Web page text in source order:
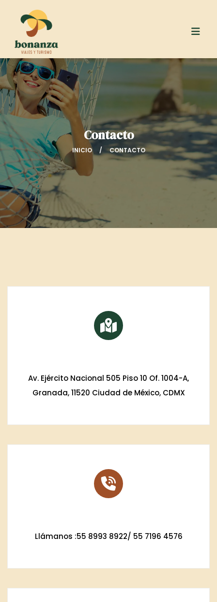
Contacto
INICIO CONTACTO
Av. Ejército Nacional 505 Piso 10 Of. 1004-A,
Granada, 11520 Ciudad de México, CDMX
Llámanos :55 8993 8922/ 55 7196 4576